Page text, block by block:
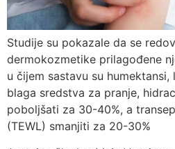
Studije su pokazale da se
dermokozmetike prilagođene
u čijem sastavu su
blaga sredstva za pranje,
poboljšati za 30-40%, a
(TEWL) smanjiti za 20-30%